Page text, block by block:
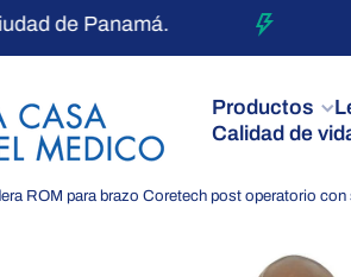
contenido
de Panamá.
Productos
Calidad de
ROM para brazo Coretech post operatorio
Ir directamente a la información del